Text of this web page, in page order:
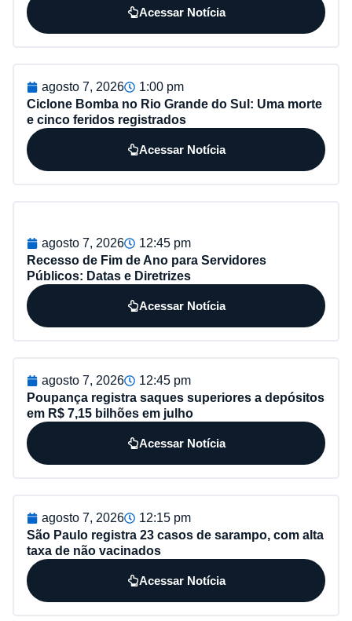
Acessar Notícia
agosto 7, 2026
1:00 pm
Ciclone Bomba no Rio Grande do Sul: Uma morte
e cinco feridos registrados
Acessar Notícia
agosto 7, 2026
12:45 pm
Recesso de Fim de Ano para Servidores
Públicos: Datas e Diretrizes
Acessar Notícia
agosto 7, 2026
12:45 pm
Poupança registra saques superiores a depósitos
em R$ 7,15 bilhões em julho
Acessar Notícia
agosto 7, 2026
12:15 pm
São Paulo registra 23 casos de sarampo, com alta
taxa de não vacinados
Acessar Notícia